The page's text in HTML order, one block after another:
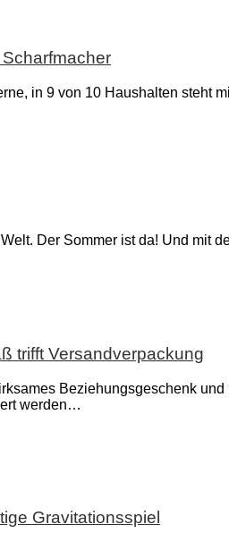
in 9 von 10 Haushalten steht
Der Sommer ist da! Und mit
trifft Versandverpackung
Beziehungsgeschenk
werden…
Gravitationsspiel